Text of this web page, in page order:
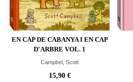
EN CAP DE CABANYA I EN CAP
D'ARBRE VOL. 1
Campbel, Scott
15,90 €